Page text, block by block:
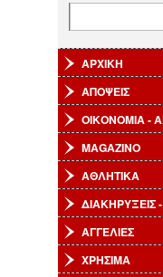
ΑΡΧΙΚΗ
ΑΠΟΨΕΙΣ
ΟΙΚΟΝΟΜΙΑ -
MAGAZINO
ΑΘΛΗΤΙΚΑ
ΔΙΑΚΗΡΥΞΕΙΣ
ΑΓΓΕΛΙΕΣ
ΧΡΗΣΙΜΑ